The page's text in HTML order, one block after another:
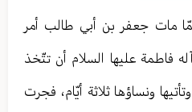
مات جعفر بن أبي طالب أمر
فاطمة عليها السلام أن تتّخذ
ونساؤها ثلاثة أيّام، فجرت